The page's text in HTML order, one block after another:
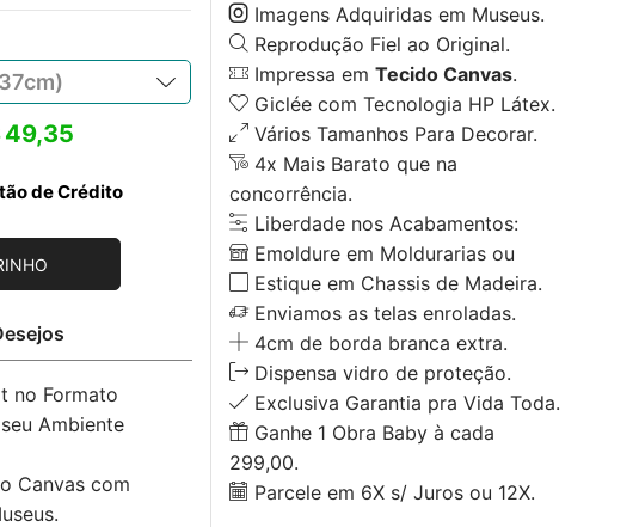
49,35
de Crédito
no Formato
Ambiente
Canvas com
Imagens Adquiridas em Museus.
Reprodução Fiel ao Original.
Impressa em Tecido Canvas.
Giclée com Tecnologia HP Látex.
Vários Tamanhos Para Decorar.
4x Mais Barato que na
concorrência.
Liberdade nos Acabamentos:
Emoldure em Moldurarias ou
Estique em Chassis de Madeira.
Enviamos as telas enroladas.
4cm de borda branca extra.
Dispensa vidro de proteção.
Exclusiva Garantia pra Vida Toda.
Ganhe 1 Obra Baby à cada
299,00.
Parcele em 6X s/ Juros ou 12X.